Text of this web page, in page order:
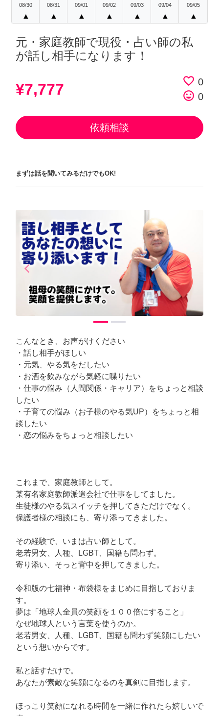
08/30
▲
08/31
▲
09/01
▲
09/02
▲
09/03
▲
09/04
▲
09/05
▲
元・家庭教師で現役・占い師の私
が話し相手になります！
¥7,777 favorite_border 0
tag_faces 0
依頼相談
まずは話を聞いてみるだけでもOK!
arrow_back_iosPrevious arrow_forward_iosNext
こんなとき、お声がけください
・話し相手がほしい
・元気、やる気をだしたい
・お酒を飲みながら気軽に喋りたい
・仕事の悩み（人間関係・キャリア）をちょっと相談
したい
・子育ての悩み（お子様のやる気UP）をちょっと相
談したい
・恋の悩みをちょっと相談したい
これまで、家庭教師として。
某有名家庭教師派遣会社で仕事をしてました。
生徒様のやる気スイッチを押してきただけでなく。
保護者様の相談にも、寄り添ってきました。
その経験で、いまは占い師として。
老若男女、人種、LGBT、国籍も問わず。
寄り添い、そっと背中を押してきました。
令和版の七福神・布袋様をまじめに目指しておりま
す。
夢は「地球人全員の笑顔を１００倍にすること」
なぜ地球人という言葉を使うのか。
老若男女、人種、LGBT、国籍も問わず笑顔にしたい
という想いからです。
私と話すだけで。
あなたが素敵な笑顔になるのを真剣に目指します。
ほっこり笑顔になれる時間を一緒に作れたら嬉しいで